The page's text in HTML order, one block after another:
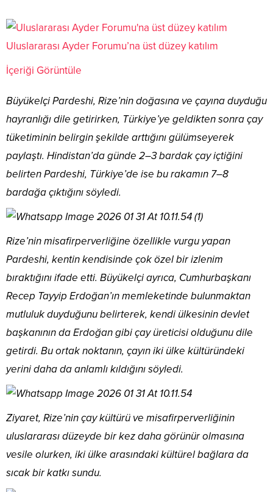
Uluslararası Ayder Forumu’na üst düzey katılım
İçeriği Görüntüle
Büyükelçi Pardeshi, Rize’nin doğasına ve çayına duyduğu
hayranlığı dile getirirken, Türkiye’ye geldikten sonra çay
tüketiminin belirgin şekilde arttığını gülümseyerek
paylaştı. Hindistan’da günde 2–3 bardak çay içtiğini
belirten Pardeshi, Türkiye’de ise bu rakamın 7–8
bardağa çıktığını söyledi.
Rize’nin misafirperverliğine özellikle vurgu yapan
Pardeshi, kentin kendisinde çok özel bir izlenim
bıraktığını ifade etti. Büyükelçi ayrıca, Cumhurbaşkanı
Recep Tayyip Erdoğan’ın memleketinde bulunmaktan
mutluluk duyduğunu belirterek, kendi ülkesinin devlet
başkanının da Erdoğan gibi çay üreticisi olduğunu dile
getirdi. Bu ortak noktanın, çayın iki ülke kültüründeki
yerini daha da anlamlı kıldığını söyledi.
Ziyaret, Rize’nin çay kültürü ve misafirperverliğinin
uluslararası düzeyde bir kez daha görünür olmasına
vesile olurken, iki ülke arasındaki kültürel bağlara da
sıcak bir katkı sundu.